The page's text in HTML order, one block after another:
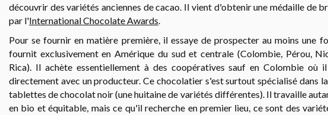
découvrir des variétés anciennes de cacao. Il vient d'obtenir une médaille de
par l'International Chocolate Awards.
Pour se fournir en matière première, il essaye de prospecter au moins une
fournit exclusivement en Amérique du sud et centrale (Colombie, Pérou,
Rica). Il achète essentiellement à des coopératives sauf en Colombie où
directement avec un producteur. Ce chocolatier s'est surtout spécialisé dans
tablettes de chocolat noir (une huitaine de variétés différentes). Il travaille
en bio et équitable, mais ce qu'il recherche en premier lieu, ce sont des